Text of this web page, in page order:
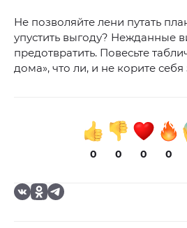
Не позволяйте лени путать
упустить выгоду? Нежданные
предотвратить. Повесьте
дома», что ли, и не корите себя
0 0 0 0